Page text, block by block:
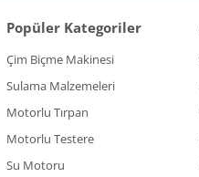
Popüler Kategoriler
Çim Biçme Makinesi
Sulama Malzemeleri
Motorlu Tırpan
Motorlu Testere
Su Motoru